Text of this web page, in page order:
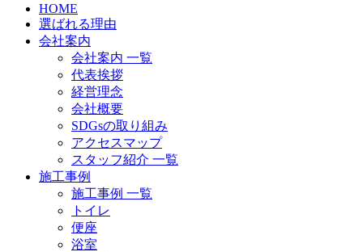
HOME
選ばれる理由
会社案内
会社案内 一覧
代表挨拶
経営理念
会社概要
SDGsの取り組み
アクセスマップ
スタッフ紹介 一覧
施工事例
施工事例 一覧
トイレ
便座
浴室